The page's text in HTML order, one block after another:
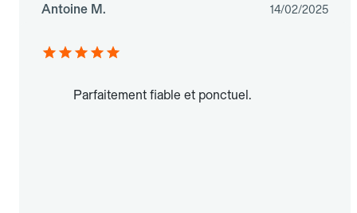
Antoine M. 14/02/2025
Parfaitement fiable et ponctuel.